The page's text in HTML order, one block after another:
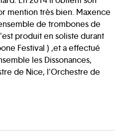
mention très bien. Maxence
de trombones de
produit en soliste durant
Festival ) ,et a effectué
les Dissonances,
de Nice, l'Orchestre de